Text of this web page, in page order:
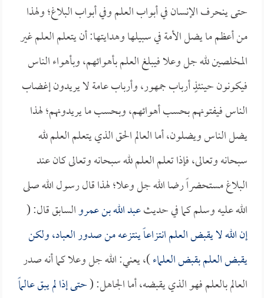
حتى ينحرف الإنسان في أبواب العلم وفي أبواب البلاغ؛ ولهذا
من أعظم ما يضل الأمة في سبيلها وهدايتها: أن يتعلم العلم غير
المخلصين لله جل وعلا فيبلغ العلم بأهوائهم، وبأهواء الناس
فيكونون حينئذٍ أرباب جمهور، وأرباب عامة لا يريدون إغضاب
الناس فيفتونهم بحسب أهوائهم، وبحسب ما يريدونهم؛ لهذا
يضل الناس ويضلون، أما العالم الحق الذي يتعلم العلم لله
سبحانه وتعالى، فإذا تعلم العلم لله سبحانه وتعالى كان عند
البلاغ مستحضراً رضا الله جل وعلا؛ لهذا قال رسول الله صلى
الله عليه وسلم كما في حديثعبد الله بن عمروالسابق قال: (
إن الله لا يقبض العلم انتزاعاً ينتزعه من صدور العباد، ولكن
يقبض العلم بقبض العلماء)، يعني: الله جل وعلا كما أنه صدر
العالم بالعلم فهو الذي يقبضه، أما الجاهل: (حتى إذا لم يبق عالماً